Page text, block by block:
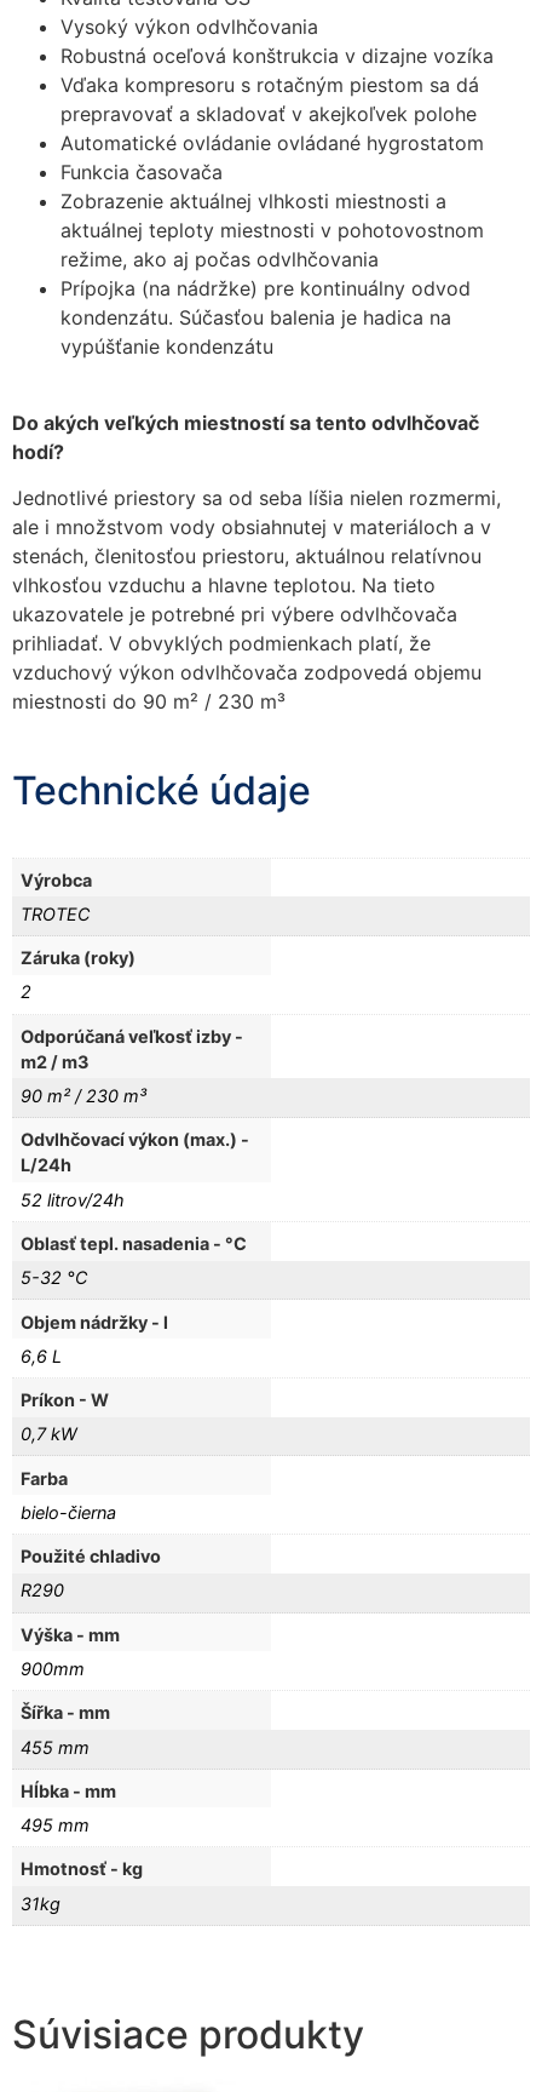
Vysoký výkon odvlhčovania
Robustná oceľová konštrukcia v dizajne vozíka
Vďaka kompresoru s rotačným piestom sa dá
prepravovať a skladovať v akejkoľvek polohe
Automatické ovládanie ovládané hygrostatom
Funkcia časovača
Zobrazenie aktuálnej vlhkosti miestnosti a
aktuálnej teploty miestnosti v pohotovostnom
režime, ako aj počas odvlhčovania
Prípojka (na nádržke) pre kontinuálny odvod
kondenzátu. Súčasťou balenia je hadica na
vypúšťanie kondenzátu
Do akých veľkých miestností sa tento odvlhčovač
hodí?
Jednotlivé priestory sa od seba líšia nielen rozmermi,
ale i množstvom vody obsiahnutej v materiáloch a v
stenách, členitosťou priestoru, aktuálnou relatívnou
vlhkosťou vzduchu a hlavne teplotou. Na tieto
ukazovatele je potrebné pri výbere odvlhčovača
prihliadať. V obvyklých podmienkach platí, že
vzduchový výkon odvlhčovača zodpovedá objemu
miestnosti do 90 m² / 230 m³
Technické údaje
Výrobca
TROTEC
Záruka (roky)
2
Odporúčaná veľkosť izby -
m2 / m3
90 m² / 230 m³
Odvlhčovací výkon (max.) -
L/24h
52 litrov/24h
Oblasť tepl. nasadenia - °C
5-32 °C
Objem nádržky - l
6,6 L
Príkon - W
0,7 kW
Farba
bielo-čierna
Použité chladivo
R290
Výška - mm
900mm
Šířka - mm
455 mm
Hĺbka - mm
495 mm
Hmotnosť - kg
31kg
Súvisiace produkty